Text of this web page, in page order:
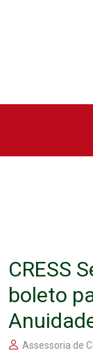
CRESS
boleto
Assessoria de